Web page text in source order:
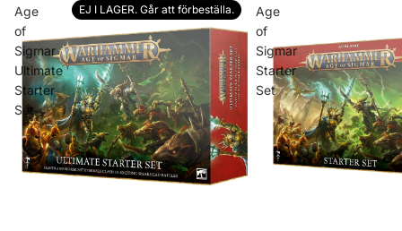
Age
of
Sigmar
Ultimate
Starter
Set
EJ I LAGER. Går att förbeställa.
Age
of
Sigmar
Starter
Set